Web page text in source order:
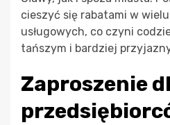
cieszyć się rabatami w
usługowych, co czyni
tańszym i bardziej
Zaproszenie